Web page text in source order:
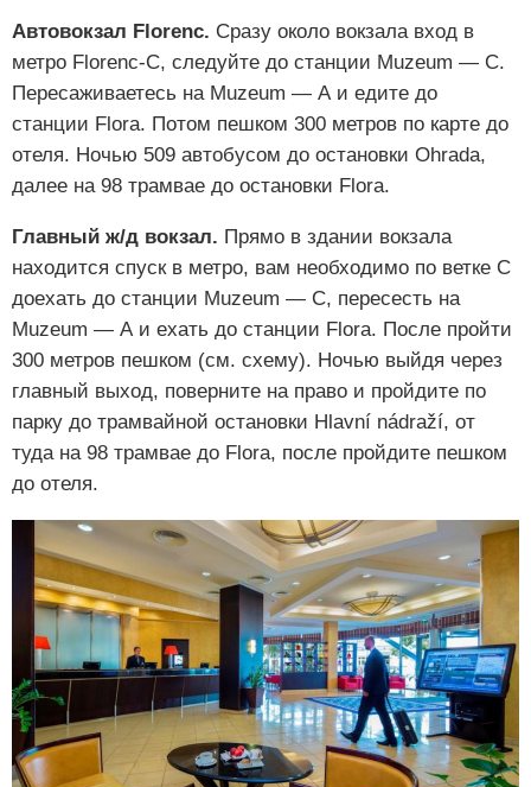
Автовокзал Florenc. Сразу около вокзала вход в
метро Florenc-С, следуйте до станции Muzeum — C.
Пересаживаетесь на Muzeum — А и едите до
станции Flora. Потом пешком 300 метров по карте до
отеля. Ночью 509 автобусом до остановки Ohrada,
далее на 98 трамвае до остановки Flora.
Главный ж/д вокзал. Прямо в здании вокзала
находится спуск в метро, вам необходимо по ветке С
доехать до станции Muzeum — C, пересесть на
Muzeum — А и ехать до станции Flora. После пройти
300 метров пешком (см. схему). Ночью выйдя через
главный выход, поверните на право и пройдите по
парку до трамвайной остановки Hlavní nádraží, от
туда на 98 трамвае до Flora, после пройдите пешком
до отеля.